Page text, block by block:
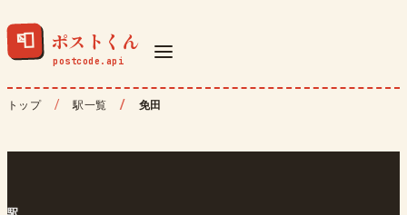
📮 ポストくん
トップ 駅一覧 免田